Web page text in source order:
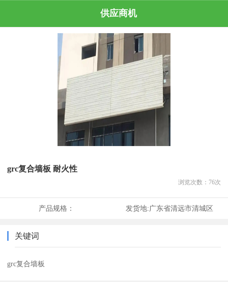
供应商机
grc复合墙板 耐火性
浏览次数： 76次
产品规格： 发货地:广东省清远市清城区
关键词
grc复合墙板